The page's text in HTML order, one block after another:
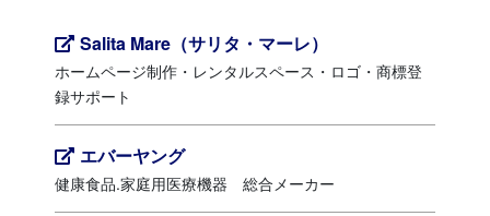
Salita Mare（サリタ・マーレ）
ホームページ制作・レンタルスペース・ロゴ・商標登
録サポート
エバーヤング
健康食品.家庭用医療機器 総合メーカー